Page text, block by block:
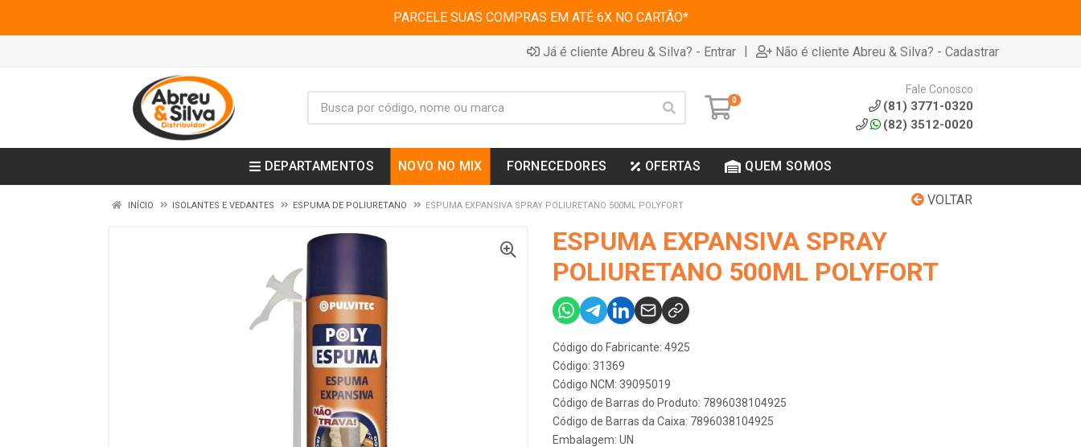
PARCELE SUAS COMPRAS EM ATÉ 6X NO CARTÃO*
Já é cliente Abreu & Silva? - Entrar | Não é cliente Abreu & Silva? - Cadastrar
0
Fale Conosco
(81) 3771-0320
(82) 3512-0020
DEPARTAMENTOS NOVO NO MIX FORNECEDORES OFERTAS QUEM SOMOS
VOLTAR
INÍCIO ISOLANTES E VEDANTES ESPUMA DE POLIURETANO ESPUMA EXPANSIVA SPRAY POLIURETANO 500ML POLYFORT
ESPUMA EXPANSIVA SPRAY
POLIURETANO 500ML POLYFORT
Código do Fabricante: 4925
Código: 31369
Código NCM: 39095019
Código de Barras do Produto: 7896038104925
Código de Barras da Caixa: 7896038104925
Embalagem: UN